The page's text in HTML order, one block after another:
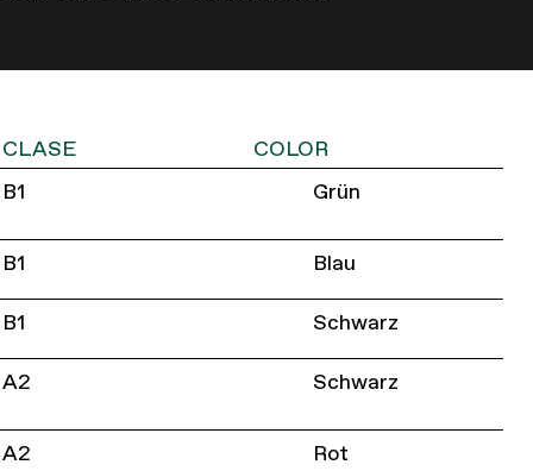
CLASE COLOR
B1 Grün
B1 Blau
B1 Schwarz
A2 Schwarz
A2 Rot